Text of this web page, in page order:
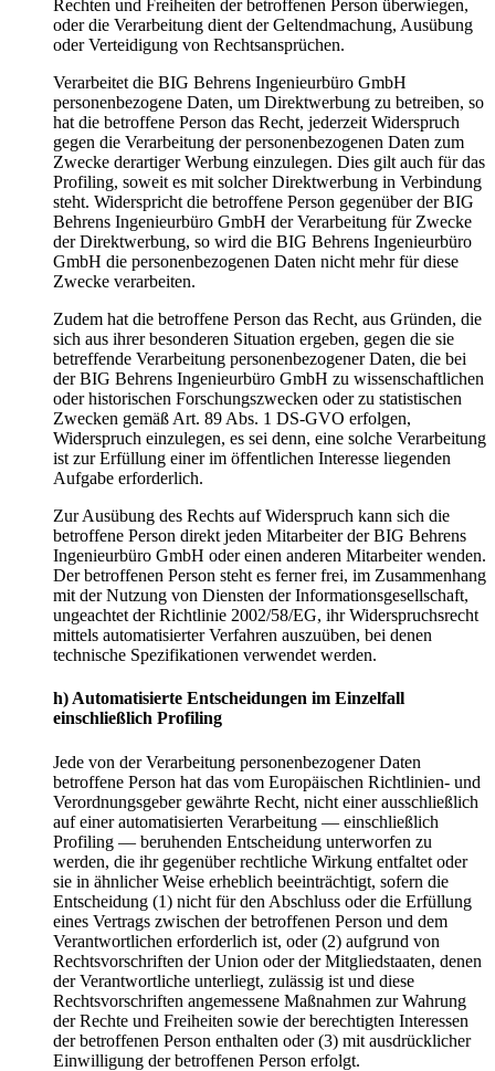
Rechten und Freiheiten der betroffenen Person überwiegen,
oder die Verarbeitung dient der Geltendmachung, Ausübung
oder Verteidigung von Rechtsansprüchen.
Verarbeitet die BIG Behrens Ingenieurbüro GmbH
personenbezogene Daten, um Direktwerbung zu betreiben, so
hat die betroffene Person das Recht, jederzeit Widerspruch
gegen die Verarbeitung der personenbezogenen Daten zum
Zwecke derartiger Werbung einzulegen. Dies gilt auch für das
Profiling, soweit es mit solcher Direktwerbung in Verbindung
steht. Widerspricht die betroffene Person gegenüber der BIG
Behrens Ingenieurbüro GmbH der Verarbeitung für Zwecke
der Direktwerbung, so wird die BIG Behrens Ingenieurbüro
GmbH die personenbezogenen Daten nicht mehr für diese
Zwecke verarbeiten.
Zudem hat die betroffene Person das Recht, aus Gründen, die
sich aus ihrer besonderen Situation ergeben, gegen die sie
betreffende Verarbeitung personenbezogener Daten, die bei
der BIG Behrens Ingenieurbüro GmbH zu wissenschaftlichen
oder historischen Forschungszwecken oder zu statistischen
Zwecken gemäß Art. 89 Abs. 1 DS-GVO erfolgen,
Widerspruch einzulegen, es sei denn, eine solche Verarbeitung
ist zur Erfüllung einer im öffentlichen Interesse liegenden
Aufgabe erforderlich.
Zur Ausübung des Rechts auf Widerspruch kann sich die
betroffene Person direkt jeden Mitarbeiter der BIG Behrens
Ingenieurbüro GmbH oder einen anderen Mitarbeiter wenden.
Der betroffenen Person steht es ferner frei, im Zusammenhang
mit der Nutzung von Diensten der Informationsgesellschaft,
ungeachtet der Richtlinie 2002/58/EG, ihr Widerspruchsrecht
mittels automatisierter Verfahren auszuüben, bei denen
technische Spezifikationen verwendet werden.
h) Automatisierte Entscheidungen im Einzelfall
einschließlich Profiling
Jede von der Verarbeitung personenbezogener Daten
betroffene Person hat das vom Europäischen Richtlinien- und
Verordnungsgeber gewährte Recht, nicht einer ausschließlich
auf einer automatisierten Verarbeitung — einschließlich
Profiling — beruhenden Entscheidung unterworfen zu
werden, die ihr gegenüber rechtliche Wirkung entfaltet oder
sie in ähnlicher Weise erheblich beeinträchtigt, sofern die
Entscheidung (1) nicht für den Abschluss oder die Erfüllung
eines Vertrags zwischen der betroffenen Person und dem
Verantwortlichen erforderlich ist, oder (2) aufgrund von
Rechtsvorschriften der Union oder der Mitgliedstaaten, denen
der Verantwortliche unterliegt, zulässig ist und diese
Rechtsvorschriften angemessene Maßnahmen zur Wahrung
der Rechte und Freiheiten sowie der berechtigten Interessen
der betroffenen Person enthalten oder (3) mit ausdrücklicher
Einwilligung der betroffenen Person erfolgt.